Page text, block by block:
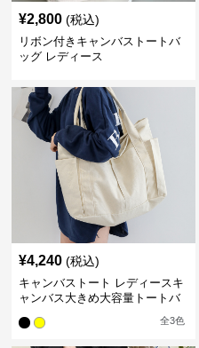
¥2,800 (税込)
リボン付きキャンバストートバ
ッグ レディース
¥4,240 (税込)
キャンバストート レディースキ
ャンバス大きめ大容量トートバ
全3色